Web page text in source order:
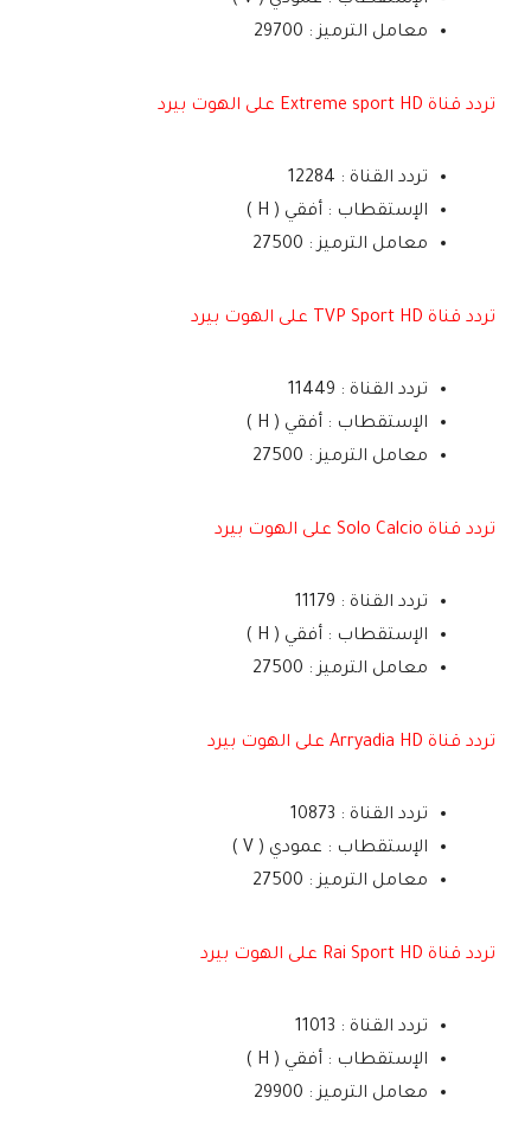
معامل الترميز : 29700
تردد قناة Extreme sport HD على الهوت بيرد
تردد القناة : 12284
الإستقطاب : أفقي ( H )
معامل الترميز : 27500
تردد قناة TVP Sport HD على الهوت بيرد
تردد القناة : 11449
الإستقطاب : أفقي ( H )
معامل الترميز : 27500
تردد قناة Solo Calcio على الهوت بيرد
تردد القناة : 11179
الإستقطاب : أفقي ( H )
معامل الترميز : 27500
تردد قناة Arryadia HD على الهوت بيرد
تردد القناة : 10873
الإستقطاب : عمودي ( V )
معامل الترميز : 27500
تردد قناة Rai Sport HD على الهوت بيرد
تردد القناة : 11013
الإستقطاب : أفقي ( H )
معامل الترميز : 29900